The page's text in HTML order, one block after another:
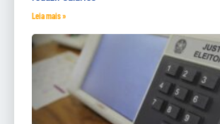
Leia mais »